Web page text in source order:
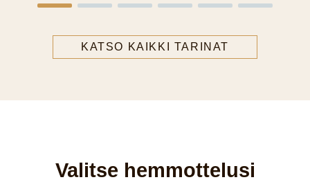
KATSO KAIKKI TARINAT
Valitse hemmottelusi